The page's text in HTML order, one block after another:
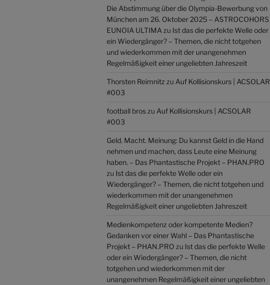
Die Abstimmung über die Olympia-Bewerbung von
München am 26. Oktober 2025 – ASTROCOHORS
EUNOIA ULTIMA zu Ist das die perfekte Welle oder
ein Wiedergänger? – Themen, die nicht totgehen
und wiederkommen mit der unangenehmen
Regelmäßigkeit einer ungeliebten Jahreszeit
Thorsten Reimnitz zu Auf Kollisionskurs | ACSOLAR
#003
football bros zu Auf Kollisionskurs | ACSOLAR
#003
Geld. Macht. Meinung: Du kannst Geld in die Hand
nehmen und machen, dass Leute eine Meinung
haben. – Das Phantastische Projekt – PHAN.PRO
zu Ist das die perfekte Welle oder ein
Wiedergänger? – Themen, die nicht totgehen und
wiederkommen mit der unangenehmen
Regelmäßigkeit einer ungeliebten Jahreszeit
Medienkompetenz oder kompetente Medien?
Gedanken vor einer Wahl – Das Phantastische
Projekt – PHAN.PRO zu Ist das die perfekte Welle
oder ein Wiedergänger? – Themen, die nicht
totgehen und wiederkommen mit der
unangenehmen Regelmäßigkeit einer ungeliebten